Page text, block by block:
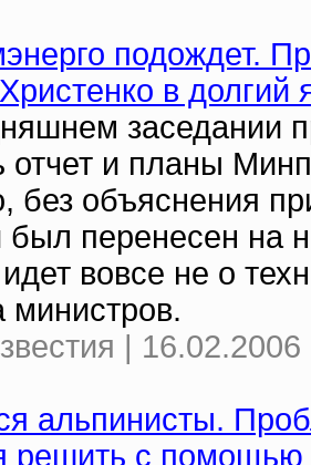
подождет.
в долгий
заседании
отчет и планы
без объяснения
был перенесен на
вовсе не о
министров.
| 16.02.2006
альпинисты.
решить с помощью